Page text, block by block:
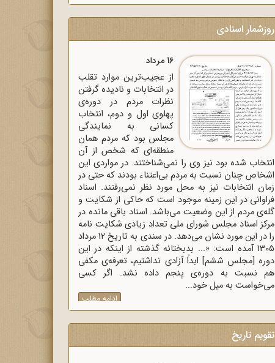
روزشمار اسنادی
16 مرداد
از عجیب‌ترین موارد تقلب
در انتخابات و نادیده گرفتن
نظرات مردم در دوره‌ی
پهلوی اول و دوم، انتخاب
کسانی به نمایندگی
مجلس بود که مردم همان
منطقه‌ای که شخص از آن
انتخاب شده بود نیز وی را نمی‌شناختند. در مواردی این
اشخاص چنان نسبت به مردم بی‌اعتناء بودند که حتی در
زمان انتخابات نیز به محل مورد نظر نمی‌رفتند. اسناد
فراوانی در این زمینه موجود است که حاکی از شکایت و
گله‌ی مردم از این وضعیت می‌باشد. اسناد باقی مانده در
مرکز اسناد مجلس شورای ملی تعداد زیادی شکایت نامه
را در این مورد نشان می‌دهد. در سندی به تاریخ 12 مرداد
1305 آمده است: «... بدبختانه گذشته از اینکه در این
دوره [مجلس ششم] ابداً آزادی نداشتیم، تعرفه‌ی مکفی
هم نسبت به دوره‌ی پنجم داده نشد. اگر کسی
می‌خواست به میل خود...
ادامه مطلب
تقویم تاریخ